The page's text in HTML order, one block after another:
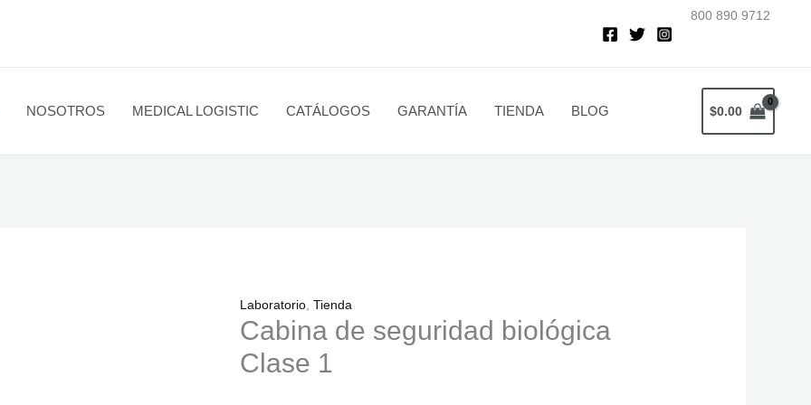
800 890 9712
NOSOTROS MEDICAL LOGISTIC CATÁLOGOS GARANTÍA TIENDA BLOG $0.00
Laboratorio, Tienda
Cabina de seguridad biológica
Clase 1